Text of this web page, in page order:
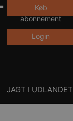
Køb
abonnement
Login
JAGT I UDLANDET